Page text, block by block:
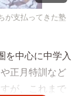
が支払ってきた塾
を中心に中学入
正月特訓など
が、これまで